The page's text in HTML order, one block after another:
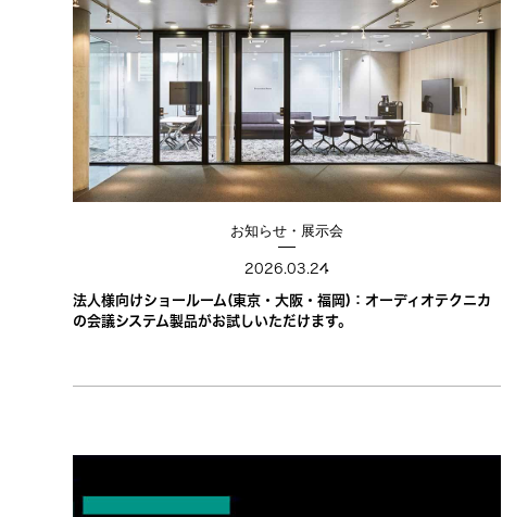
お知らせ・展示会
2026.03.24
法人様向けショールーム(東京・大阪・福岡)：オーディオテクニカ
の会議システム製品がお試しいただけます。